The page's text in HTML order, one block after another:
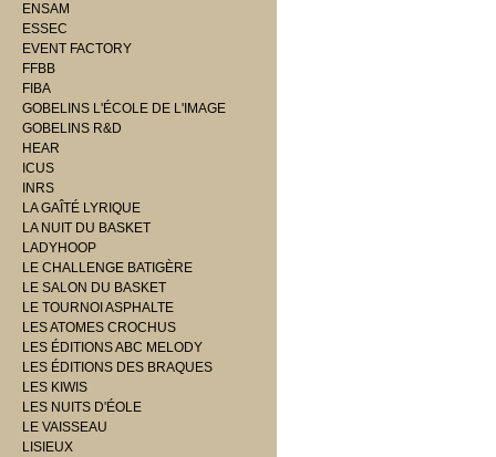
ENSAM
ESSEC
EVENT FACTORY
FFBB
FIBA
GOBELINS L'ÉCOLE DE L'IMAGE
GOBELINS R&D
HEAR
ICUS
INRS
LA GAÎTÉ LYRIQUE
LA NUIT DU BASKET
LADYHOOP
LE CHALLENGE BATIGÈRE
LE SALON DU BASKET
LE TOURNOI ASPHALTE
LES ATOMES CROCHUS
LES ÉDITIONS ABC MELODY
LES ÉDITIONS DES BRAQUES
LES KIWIS
LES NUITS D'ÉOLE
LE VAISSEAU
LISIEUX